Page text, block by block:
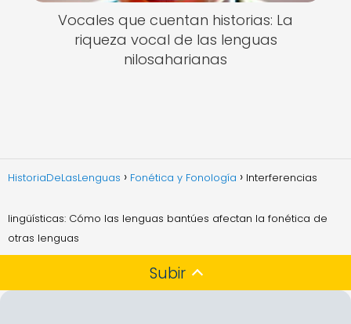
Vocales que cuentan historias: La
riqueza vocal de las lenguas
nilosaharianas
HistoriaDeLasLenguas Fonética y Fonología Interferencias
lingüísticas: Cómo las lenguas bantúes afectan la fonética de
otras lenguas
Subir